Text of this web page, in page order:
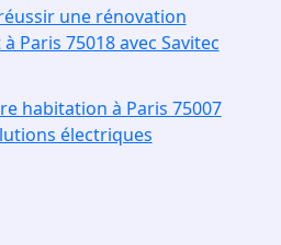
une rénovation
Paris 75018 avec Savitec
habitation à Paris 75007
électriques